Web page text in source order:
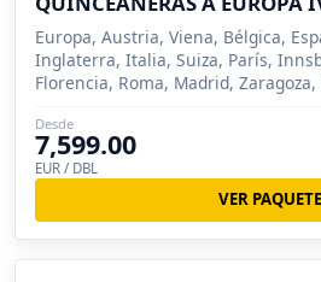
Europa, Austria, Viena, Bélgica,
Inglaterra, Italia, Suiza, París,
Florencia, Roma, Madrid,
Desde
7,599.00
EUR / DBL
VER PAQUETE